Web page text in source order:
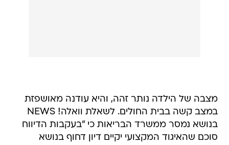
מצבה של הילדה נותר זהה, והיא עודנה מאושפזת
במצב קשה בבית החולים. לשאלת וואלה! NEWS
בנושא נמסר ממשרד הבריאות כי "בעקבות הדיווח
סוכם שהאיגוד המקצועי יקיים דיון דחוף בנושא